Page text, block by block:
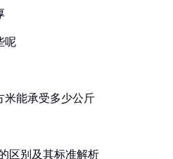
呢
米能承受多少公斤
区别及其标准解析